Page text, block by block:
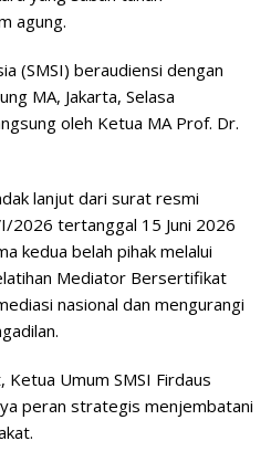
agung.
(SMSI) beraudiensi dengan
MA, Jakarta, Selasa
oleh Ketua MA Prof. Dr.
lanjut dari surat resmi
2026 tertanggal 15 Juni 2026
kedua belah pihak melalui
Mediator Bersertifikat
nasional dan mengurangi
Umum SMSI Firdaus
peran strategis menjembatani